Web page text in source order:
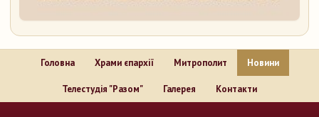
Головна Храми єпархії Митрополит Новини
Телестудія "Разом" Галерея Контакти